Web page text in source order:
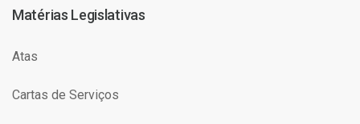
Matérias Legislativas
Atas
Cartas de Serviços